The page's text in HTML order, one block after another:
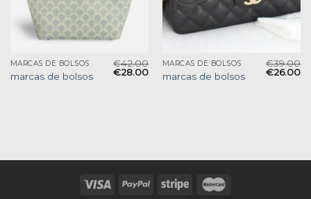
MARCAS DE BOLSOS
marcas de bolsos
€42.00
€28.00
MARCAS DE BOLSOS
marcas de bolsos
€39.00
€26.00